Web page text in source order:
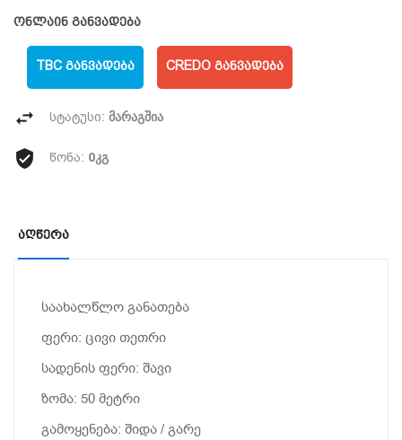
ონლაინ განვადება
TBC ᲒᲐᲜᲕᲐᲓᲔᲑᲐ CREDO ᲒᲐᲜᲕᲐᲓᲔᲑᲐ
სტატუსი: მარაგშია
წონა: 0კგ
Აღწერა
საახალწლო განათება
ფერი: ცივი თეთრი
სადენის ფერი: შავი
ზომა: 50 მეტრი
გამოყენება: შიდა / გარე